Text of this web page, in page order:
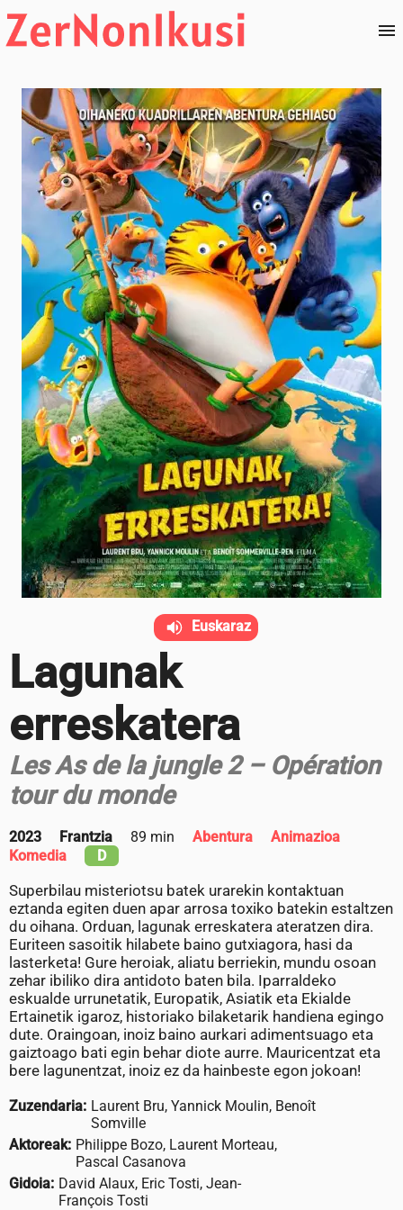
Lagunak
erreskatera
Les As de la jungle 2 – Opération
tour du monde
2023 Frantzia 89 min Abentura
Animazioa
Komedia
D
Superbilau misteriotsu batek urarekin kontaktuan
eztanda egiten duen apar arrosa toxiko batekin estaltzen
du oihana. Orduan, lagunak erreskatera ateratzen dira.
Euriteen sasoitik hilabete baino gutxiagora, hasi da
lasterketa! Gure heroiak, aliatu berriekin, mundu osoan
zehar ibiliko dira antidoto baten bila. Iparraldeko
eskualde urrunetatik, Europatik, Asiatik eta Ekialde
Ertainetik igaroz, historiako bilaketarik handiena egingo
dute. Oraingoan, inoiz baino aurkari adimentsuago eta
gaiztoago bati egin behar diote aurre. Mauricentzat eta
bere lagunentzat, inoiz ez da hainbeste egon jokoan!
Zuzendaria: Laurent Bru, Yannick Moulin, Benoît
Somville
Aktoreak: Philippe Bozo, Laurent Morteau,
Pascal Casanova
Gidoia: David Alaux, Eric Tosti, Jean-
François Tosti
Euskaraz